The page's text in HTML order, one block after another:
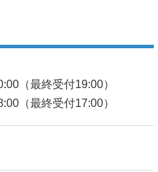
（最終受付19:00）
（最終受付17:00）